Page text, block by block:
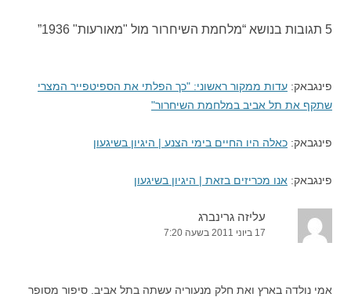
5 תגובות בנושא “ מלחמת השיחרור מול "מאורעות" 1936 ”
פינגבאק: עדות ממקור ראשוני: "כך הפלתי את הספיטפייר המצרי
שתקף את תל אביב במלחמת השיחרור"
פינגבאק: כאלה היו החיים בימי הצנע | היגיון בשיגעון
פינגבאק: אנו מכריזים בזאת | היגיון בשיגעון
עליזה גרינברג
17 ביוני 2011 בשעה 7:20
אמי נולדה בארץ ואת חלק מנעוריה עשתה בתל אביב. סיפור מסופר